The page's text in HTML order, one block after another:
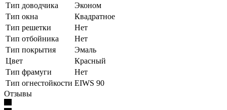
Тип доводчика
Эконом
Тип окна
Квадратное
Тип решетки
Нет
Тип отбойника
Нет
Тип покрытия
Эмаль
Цвет
Красный
Тип фрамуги
Нет
Тип огнестойкости EIWS 90
Отзывы